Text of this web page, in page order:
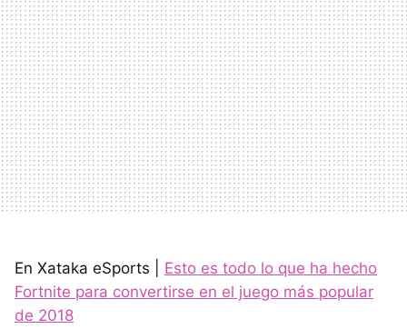
En Xataka eSports | Esto es todo lo que ha hecho
Fortnite para convertirse en el juego más popular
de 2018